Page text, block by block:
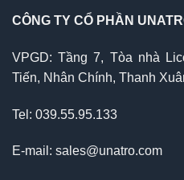
CÔNG TY CỔ PHẦN
VPGD: Tầng 7, Tòa nhà
Tiến, Nhân Chính, Thanh
Tel: 039.55.95.133
E-mail: sales@unatro.com